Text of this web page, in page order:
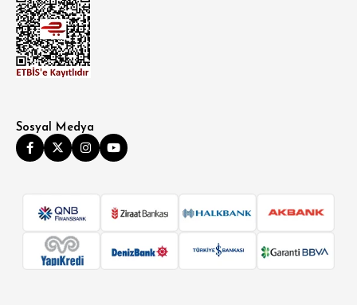
Sosyal Medya